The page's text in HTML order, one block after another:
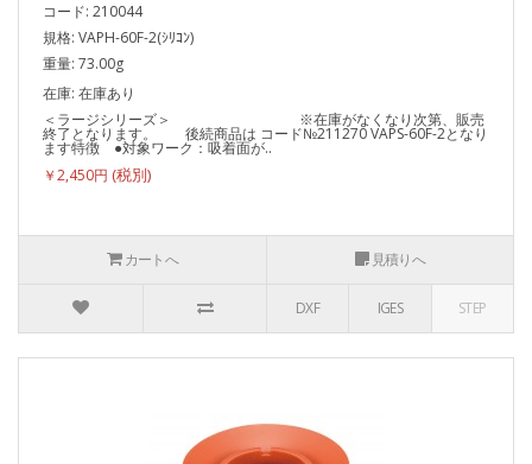
コード: 210044
規格: VAPH-60F-2(ｼﾘｺﾝ)
重量: 73.00g
在庫: 在庫あり
＜ラージシリーズ＞ ※在庫がなくなり次第、販売
終了となります。 後続商品は コード№211270 VAPS-60F-2となり
ます特徴 ●対象ワーク：吸着面が..
￥2,450円
カートへ 見積りへ
DXF IGES STEP